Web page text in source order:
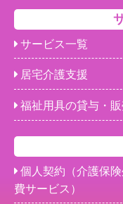
サービス一覧
居宅介護支援
福祉用具の貸与・販
個人契約（介護保険
費サービス）